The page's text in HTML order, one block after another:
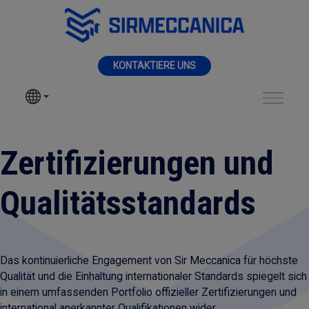
Zum Hauptinhalt springen
KONTAKTIERE UNS
SIR MECCANICA
BEARBEITUNGEN
SEKTOREN
NEUHEITEN
Zertifizierungen und
Qualitätsstandards
Das kontinuierliche Engagement von Sir Meccanica für höchste
Qualität und die Einhaltung internationaler Standards spiegelt sich
in einem umfassenden Portfolio offizieller Zertifizierungen und